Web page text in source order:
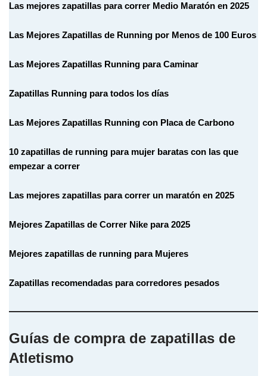
Las mejores zapatillas para correr Medio Maratón en 2025
Las Mejores Zapatillas de Running por Menos de 100 Euros
Las Mejores Zapatillas Running para Caminar
Zapatillas Running para todos los días
Las Mejores Zapatillas Running con Placa de Carbono
10 zapatillas de running para mujer baratas con las que
empezar a correr
Las mejores zapatillas para correr un maratón en 2025
Mejores Zapatillas de Correr Nike para 2025
Mejores zapatillas de running para Mujeres
Zapatillas recomendadas para corredores pesados
Guías de compra de zapatillas de
Atletismo